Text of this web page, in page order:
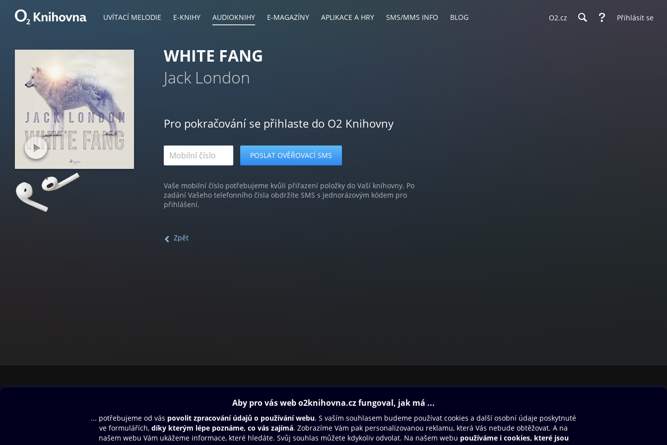
UVÍTACÍ MELODIE E-KNIHY AUDIOKNIHY E-MAGAZÍNY APLIKACE A HRY SMS/MMS INFO BLOG O2.cz Přihlásit se
WHITE FANG
Jack London
Pro pokračování se přihlaste do O2 Knihovny
Vaše mobilní číslo potřebujeme kvůli přiřazení položky do Vaší knihovny. Po
zadání Vašeho telefonního čísla obdržíte SMS s jednorázovým kódem pro
přihlášení.
Zpět
Aplikace a hry
SMS/MMS Info
Blog
Dárkový poukaz
Nápověda
Oneplay Originály
Sport